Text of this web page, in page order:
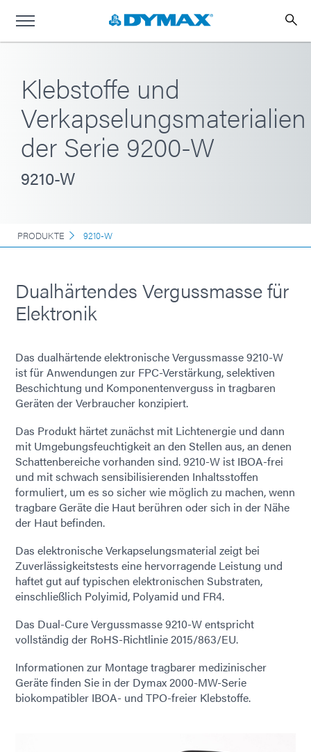
Klebstoffe und
Verkapselungsmaterialien
der Serie 9200-W
9210-W
PRODUKTE 9210-W
Dualhärtendes Vergussmasse für
Elektronik
Das dualhärtende elektronische Vergussmasse 9210-W
ist für Anwendungen zur FPC-Verstärkung, selektiven
Beschichtung und Komponentenverguss in tragbaren
Geräten der Verbraucher konzipiert.
Das Produkt härtet zunächst mit Lichtenergie und dann
mit Umgebungsfeuchtigkeit an den Stellen aus, an denen
Schattenbereiche vorhanden sind. 9210-W ist IBOA-frei
und mit schwach sensibilisierenden Inhaltsstoffen
formuliert, um es so sicher wie möglich zu machen, wenn
tragbare Geräte die Haut berühren oder sich in der Nähe
der Haut befinden.
Das elektronische Verkapselungsmaterial zeigt bei
Zuverlässigkeitstests eine hervorragende Leistung und
haftet gut auf typischen elektronischen Substraten,
einschließlich Polyimid, Polyamid und FR4.
Das Dual-Cure Vergussmasse 9210-W entspricht
vollständig der RoHS-Richtlinie 2015/863/EU.
Informationen zur Montage tragbarer medizinischer
Geräte finden Sie in der Dymax 2000-MW-Serie
biokompatibler IBOA- und TPO-freier Klebstoffe.